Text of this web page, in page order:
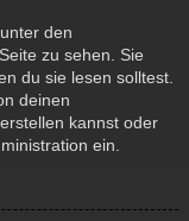
den
zu sehen. Sie
du sie lesen solltest.
deinen
kannst oder
ein.